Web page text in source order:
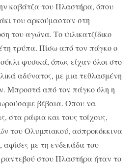
καβάτζα του Πλαστήρα, όπου
του αρκούμασταν στη
του αγώνα. Το ψιλικατζίδικο
τρύπα. Πίσω από τον πάγκο ο
φυσικά, όπως είχαν όλοι στο
αδύνατος, με μια τεθλασμένη
Μπροστά από τον πάγκο όλη η
βέβαια. Όπου να
στα ράφια και τους τοίχους,
του Ολυμπιακού, ασπροκόκκινα
αφίσες με τη ενδεκάδα του
στου Πλαστήρα ήταν το